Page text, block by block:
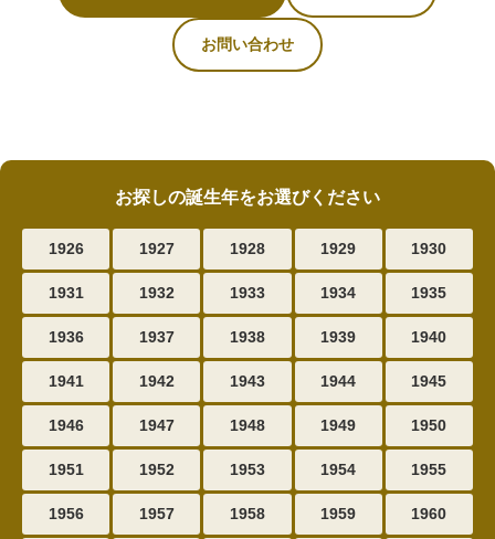
お問い合わせ
お探しの誕生年をお選びください
1926 1927 1928 1929 1930
1931 1932 1933 1934 1935
1936 1937 1938 1939 1940
1941 1942 1943 1944 1945
1946 1947 1948 1949 1950
1951 1952 1953 1954 1955
1956 1957 1958 1959 1960